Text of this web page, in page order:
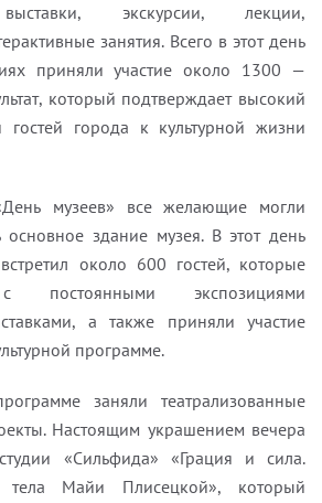
экскурсии, лекции,
занятия. Всего в этот день
приняли участие около 1300 —
который подтверждает высокий
гостей города к культурной жизни
музеев» все желающие могли
основное здание музея. В этот день
около 600 гостей, которые
постоянными экспозициями
а также приняли участие
программе.
заняли театрализованные
Настоящим украшением вечера
«Сильфида» «Грация и сила.
тела Майи Плисецкой», который